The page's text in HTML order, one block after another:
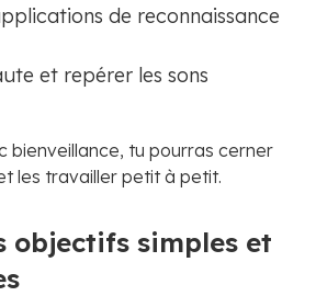
de reconnaissance
et repérer les sons
bienveillance, tu pourras cerner
les travailler petit à petit.
objectifs simples et